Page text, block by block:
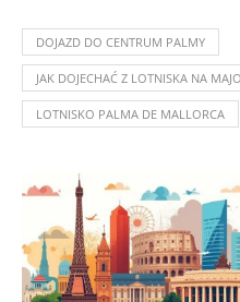
DOJAZD DO CENTRUM PALMY
JAK DOJECHAĆ Z LOTNISKA NA
LOTNISKO PALMA DE MALLORCA